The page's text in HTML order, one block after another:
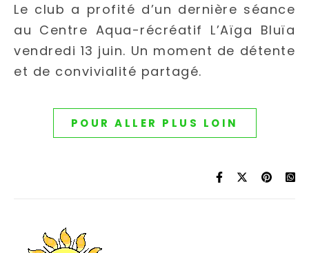
Le club a profité d’un dernière séance
au Centre Aqua-récréatif L’Aïga Bluïa
vendredi 13 juin. Un moment de détente
et de convivialité partagé.
POUR ALLER PLUS LOIN